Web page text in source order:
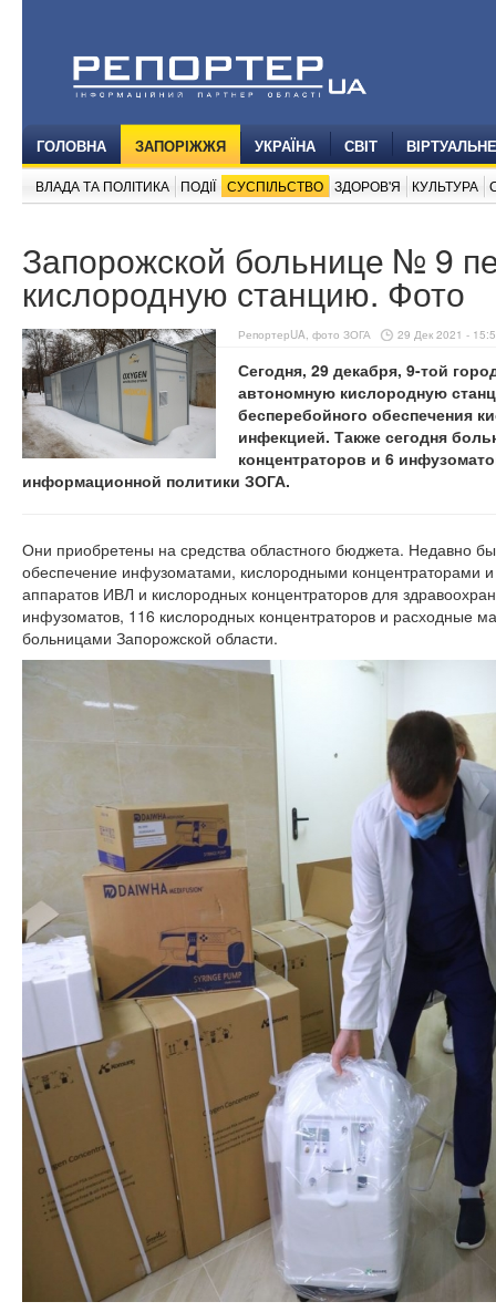
ГОЛОВНА ЗАПОРІЖЖЯ УКРАЇНА СВІТ
ВЛАДА ТА ПОЛІТИКА ПОДІЇ СУСПІЛЬСТВО ЗДОРОВ'Я КУЛЬТУРА
Запорожской больнице № 9
кислородную станцию. Фото
РепортерUA, фото ЗОГА 29 Дек 2021 -
Сегодня, 29 декабря, 9-той
автономную кислородную
бесперебойного обеспечения
инфекцией. Также сегодня
концентраторов и 6
информационной политики ЗОГА.
Они приобретены на средства областного бюджета. Недавно
обеспечение инфузоматами, кислородными концентраторами
аппаратов ИВЛ и кислородных концентраторов для
инфузоматов, 116 кислородных концентраторов и расходные
больницами Запорожской области.